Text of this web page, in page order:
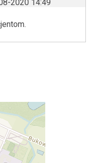
2020 14:49